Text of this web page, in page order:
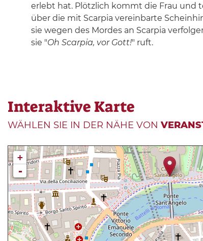
erlebt hat. Plötzlich kommt die Frau und
über die mit Scarpia vereinbarte
sie wegen des Mordes an Scarpia
sie "Oh Scarpia, vor Gott!" ruft.
Interaktive Karte
WÄHLEN SIE IN DER NÄHE VON
+
-